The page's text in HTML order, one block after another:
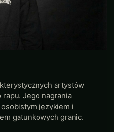
artystów
rapu. Jego nagrania
językiem i
gatunkowych granic.